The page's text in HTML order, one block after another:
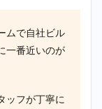
ムで自社ビル
一番近いのが
ッフが丁寧に